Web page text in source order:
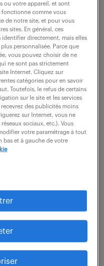
Vous saisissez les...
secteur
de Nantes-Indret,
navires militaires,
Vous intégrez le
de...
ou votre appareil, et sont
fonctionne comme vous
de notre site, et pour vous
sites. En général, ces
directement, mais elles
personnalisée. Parce que
vous pouvez choisir de ne
ne sont pas strictement
Internet. Cliquez sur
catégories pour en savoir
Toutefois, le refus de certains
sur le site et les services
des publicités moins
sur Internet, vous ne
sociaux, etc.). Vous
votre paramétrage à tout
bas et à gauche de votre